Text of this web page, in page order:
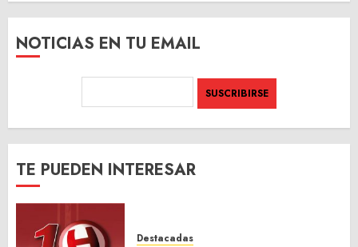
SITIO
NOTICIAS EN TU EMAIL
TE PUEDEN INTERESAR
Destacadas